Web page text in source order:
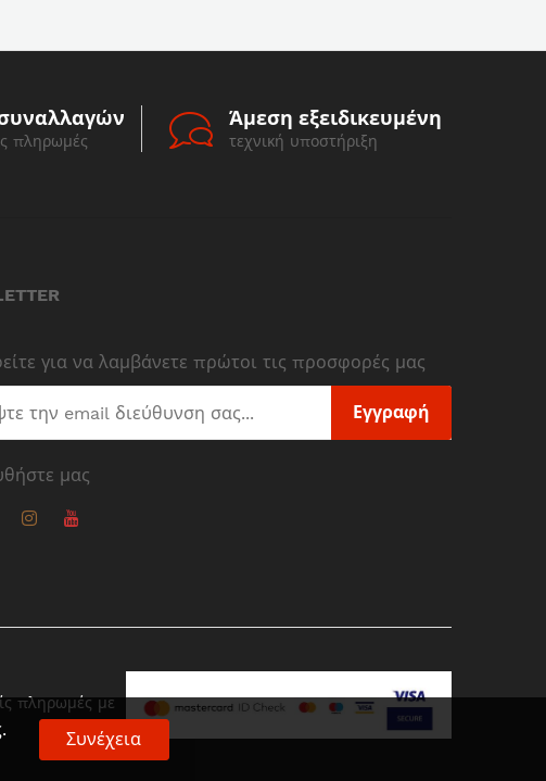
Συνέχεια
πληρωμές
Άμεση εξειδικευμένη
τεχνική υποστήριξη
για να λαμβάνετε πρώτοι τις προσφορές μας
Εγγραφή
μας
πληρωμές με